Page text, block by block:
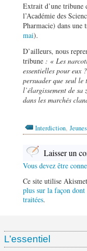
Extrait d’une tribune
l’Académie des
Pharmacie) dans une
mai).
D’ailleurs, nous
tribune : « Les
essentielles pour eux
persuader que seul le
l’élargissement de
dans les marchés
Interdiction,
Laisser un
Vous devez être
Ce site utilise
plus sur la façon dont
traitées.
L’essentiel